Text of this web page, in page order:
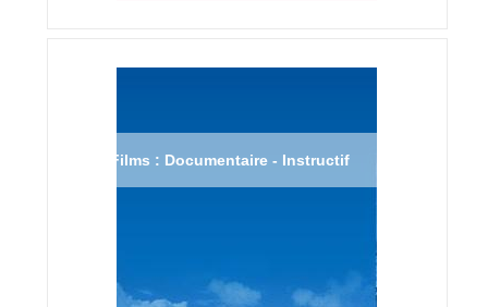
Films : Documentaire - Instructif